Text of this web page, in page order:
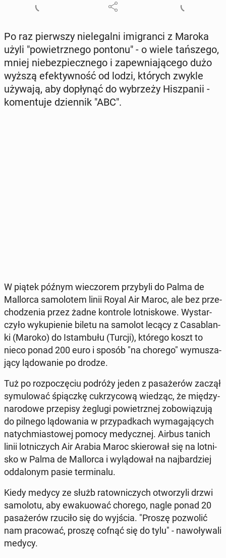
Po raz pierw­szy nie­le­gal­ni imi­gran­ci z Maroka
użyli "po­wietrz­ne­go pontonu" - o wiele tań­sze­go,
mniej nie­bez­piecz­ne­go i za­pew­nia­ją­ce­go dużo
wyższą efek­tyw­ność od lodzi, których zwykle
używają, aby do­pły­nąć do wy­brze­ży Hisz­pa­nii -
ko­men­tu­je dzien­nik "ABC".
W piątek późnym wie­czo­rem przy­by­li do Palma de
Mal­lor­ca sa­mo­lo­tem linii Royal Air Maroc, ale bez prze­
cho­dze­nia przez żadne kon­tro­le lot­ni­sko­we. Wy­star­
czy­ło wy­ku­pie­nie biletu na samolot lecący z Ca­sa­blan­
ki (Maroko) do Istam­bu­łu (Turcji), którego koszt to
nieco ponad 200 euro i sposób "na chorego" wy­mu­sza­
ją­cy lą­do­wa­nie po drodze.
Tuż po roz­po­czę­ciu podróży jeden z pa­sa­że­rów zaczął
sy­mu­lo­wać śpiącz­kę cu­krzy­co­wą wiedząc, że mię­dzy­
na­ro­do­we prze­pi­sy żeglugi po­wietrz­nej zo­bo­wią­zu­ją
do pilnego lą­do­wa­nia w przy­pad­kach wy­ma­ga­ją­cych
na­tych­mia­sto­wej pomocy me­dycz­nej. Airbus tanich
linii lot­ni­czych Air Arabia Maroc skie­ro­wał się na lot­ni­
sko w Palma de Mal­lor­ca i wy­lą­do­wał na naj­bar­dziej
od­da­lo­nym pasie ter­mi­na­lu.
Kiedy medycy ze służb ra­tow­ni­czych otwo­rzy­li drzwi
sa­mo­lo­tu, aby ewa­ku­ować chorego, nagle ponad 20
pa­sa­że­rów rzuciło się do wyjścia. "Proszę po­zwo­lić
nam pra­co­wać, proszę cofnąć się do tylu" - na­wo­ły­wa­li
medycy.